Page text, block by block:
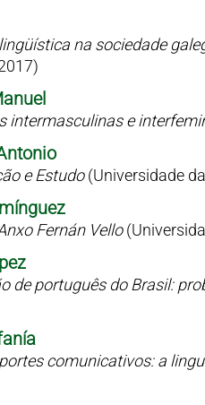
na sociedade
intermasculinas e
e Estudo(Universidade
Fernán Vello
de português do Brasil:
comunicativos: a